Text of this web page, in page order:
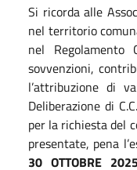
Si ricorda alle
nel territorio
nel Regolamento
sovvenzioni,
l’attribuzione di
Deliberazione di
per la richiesta del
presentate, pena
30 OTTOBRE